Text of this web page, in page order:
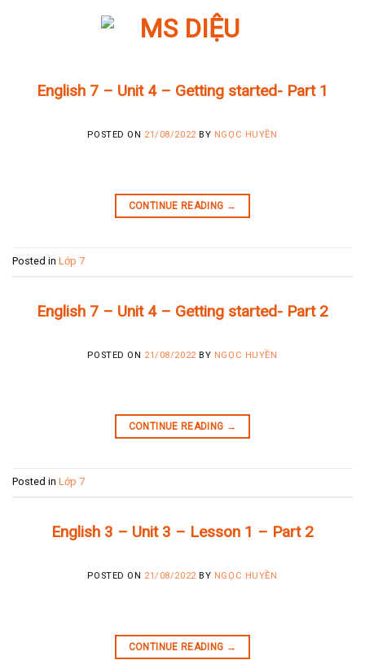
English 7 – Unit 4 – Getting started- Part 1
POSTED ON 21/08/2022BY NGỌC HUYỀN
CONTINUE READING →
Posted in Lớp 7
English 7 – Unit 4 – Getting started- Part 2
POSTED ON 21/08/2022BY NGỌC HUYỀN
CONTINUE READING →
Posted in Lớp 7
English 3 – Unit 3 – Lesson 1 – Part 2
POSTED ON 21/08/2022BY NGỌC HUYỀN
CONTINUE READING →